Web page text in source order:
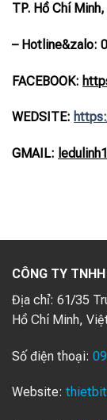
TP. Hồ Chí
– Hotline&zalo:
FACEBOOK:
WEDSITE:
GMAIL:
CÔNG TY
Địa chỉ: 61/35
Hồ Chí Minh,
Số điện thoại:
Website: